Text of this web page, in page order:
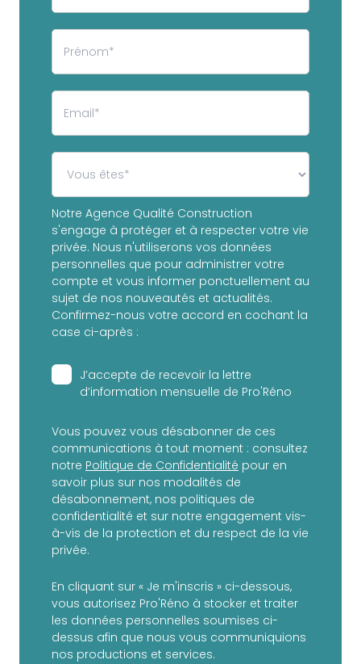
Notre Agence Qualité Construction
s'engage à protéger et à respecter votre vie
privée. Nous n'utiliserons vos données
personnelles que pour administrer votre
compte et vous informer ponctuellement au
sujet de nos nouveautés et actualités.
Confirmez-nous votre accord en cochant la
case ci-après :
J’accepte de recevoir la lettre
d’information mensuelle de Pro'Réno
Vous pouvez vous désabonner de ces
communications à tout moment : consultez
notre Politique de Confidentialité pour en
savoir plus sur nos modalités de
désabonnement, nos politiques de
confidentialité et sur notre engagement vis-
à-vis de la protection et du respect de la vie
privée.
En cliquant sur « Je m'inscris » ci-dessous,
vous autorisez Pro'Réno à stocker et traiter
les données personnelles soumises ci-
dessus afin que nous vous communiquions
nos productions et services.